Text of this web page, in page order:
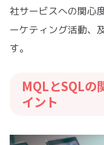
社サービスへの関心
ーケティング活動、
す。
MQLとSQLの
イント